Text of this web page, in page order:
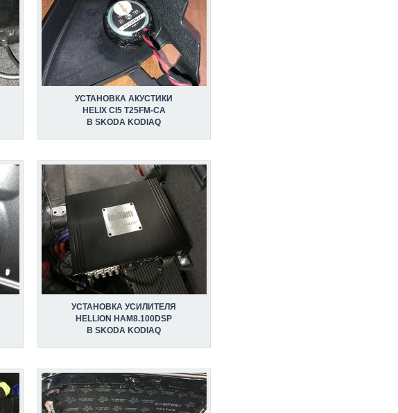
УСТАНОВКА АКУСТИКИ
HELIX CI5 T25FM-CA
В SKODA KODIAQ
УСТАНОВКА УСИЛИТЕЛЯ
HELLION HAM8.100DSP
В SKODA KODIAQ